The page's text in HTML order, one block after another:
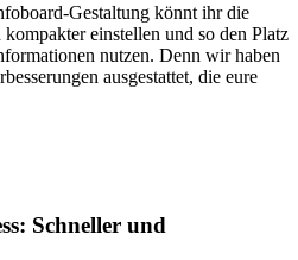
Gestaltung könnt ihr die
einstellen und so den Platz
nutzen. Denn wir haben
ausgestattet, die eure
Schneller und